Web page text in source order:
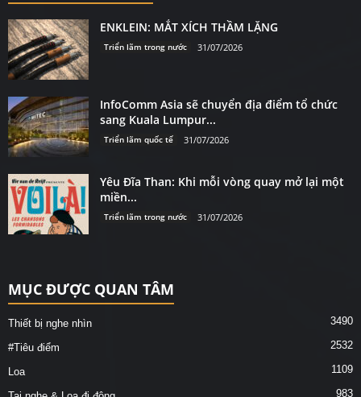
ENKLEIN: MẮT XÍCH THẦM LẶNG
Triển lãm trong nước 31/07/2026
InfoComm Asia sẽ chuyển địa điểm tổ chức
sang Kuala Lumpur...
Triển lãm quốc tế 31/07/2026
Yêu Đĩa Than: Khi mỗi vòng quay mở lại một
miền...
Triển lãm trong nước 31/07/2026
MỤC ĐƯỢC QUAN TÂM
Thiết bị nghe nhìn 3490
#Tiêu điểm 2532
Loa 1109
983